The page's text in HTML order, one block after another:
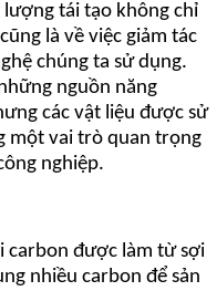
lượng tái tạo không chỉ
là về việc giảm tác
chúng ta sử dụng.
nguồn năng
các vật liệu được sử
một vai trò quan trọng
nghiệp.
carbon được làm từ sợi
nhiều carbon để sản